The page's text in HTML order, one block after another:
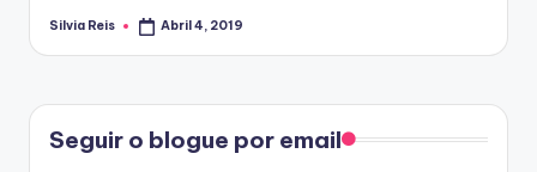
Posted
Silvia Reis Abril 4, 2019
Seguir o blogue por email